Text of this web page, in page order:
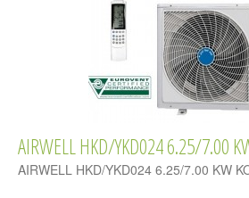
AIRWELL HKD/YKD024 6.25/7.00
AIRWELL HKD/YKD024 6.25/7.00 KW